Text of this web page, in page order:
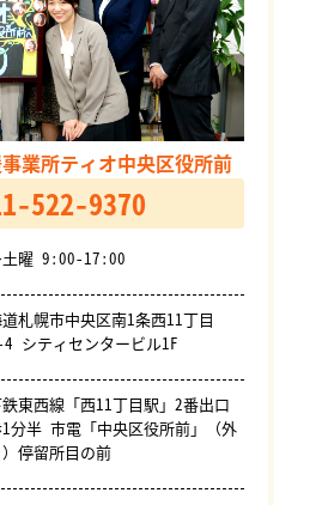
業所ティオ中央区役所前
522-9370
土曜 9:00-17:00
札幌市中央区南1条西11丁目
シティセンタービル1F
東西線「西11丁目駅」2番出口
分半 市電「中央区役所前」（外
停留所目の前